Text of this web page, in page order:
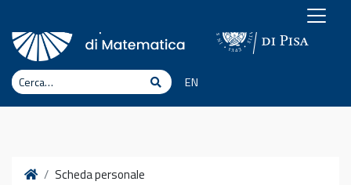
Cerca CercaEN
HomeScheda personale